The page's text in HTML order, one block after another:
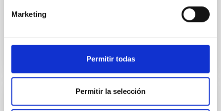
Marketing
Permitir todas
Permitir la selección
In-force date
Acuerdo de Colaboración entre Leading-On